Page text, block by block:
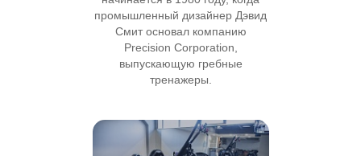
промышленный дизайнер Дэвид
Смит основал компанию
Precision Corporation,
выпускающую гребные
тренажеры.